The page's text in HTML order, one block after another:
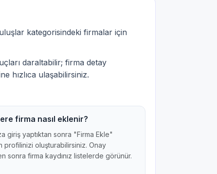
kategorisindeki firmalar için
daraltabilir; firma detay
hızlıca ulaşabilirsiniz.
firma nasıl eklenir?
giriş yaptıktan sonra "Firma Ekle"
profilinizi oluşturabilirsiniz. Onay
sonra firma kaydınız listelerde görünür.